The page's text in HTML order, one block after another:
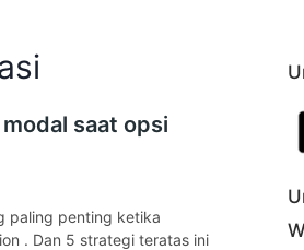
saat opsi
paling penting ketika
. Dan 5 strategi teratas ini